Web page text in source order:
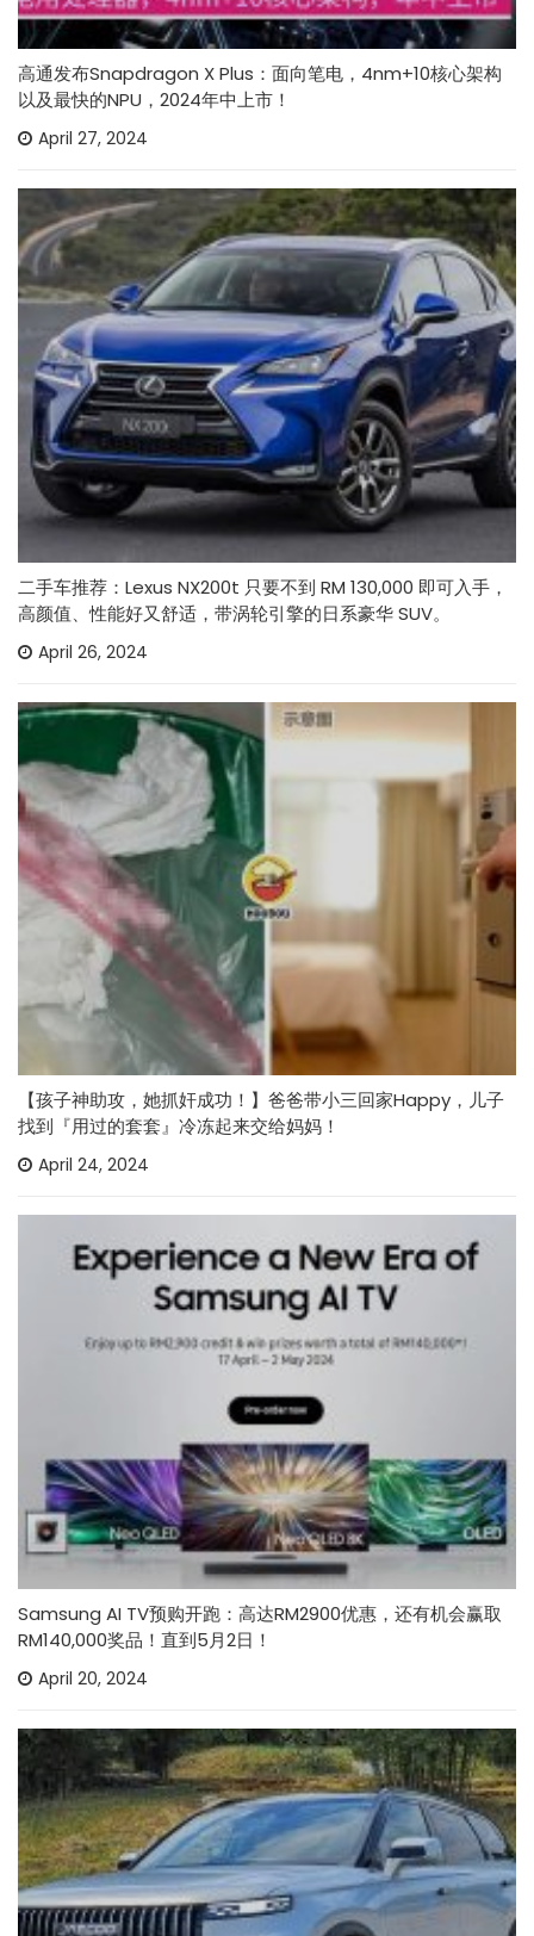
高通发布Snapdragon X Plus：面向笔电，4nm+10核心架构
以及最快的NPU，2024年中上市！
April 27, 2024
二手车推荐：Lexus NX200t 只要不到 RM 130,000 即可入手，
高颜值、性能好又舒适，带涡轮引擎的日系豪华 SUV。
April 26, 2024
【孩子神助攻，她抓奸成功！】爸爸带小三回家Happy，儿子
找到『用过的套套』冷冻起来交给妈妈！
April 24, 2024
Samsung AI TV预购开跑：高达RM2900优惠，还有机会赢取
RM140,000奖品！直到5月2日！
April 20, 2024